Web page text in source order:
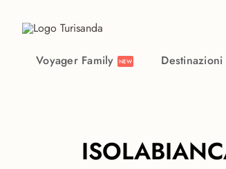
Voyager Family NEW Destinazioni